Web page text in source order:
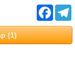
(1)